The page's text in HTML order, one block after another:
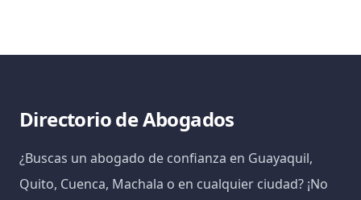
Directorio de Abogados
¿Buscas un abogado de confianza en Guayaquil,
Quito, Cuenca, Machala o en cualquier ciudad? ¡No